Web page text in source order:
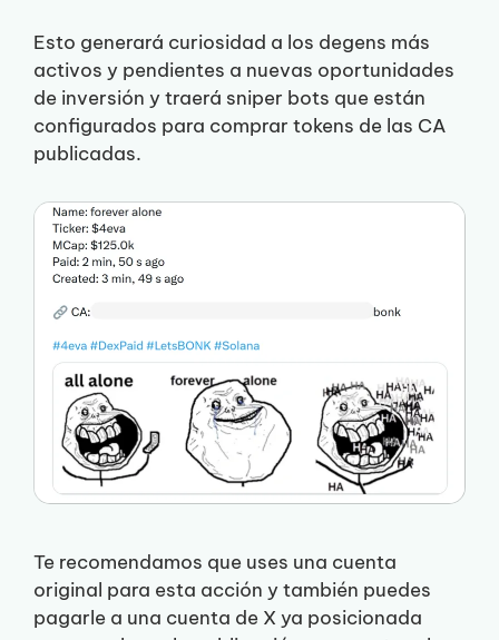
Esto generará curiosidad a los degens más
activos y pendientes a nuevas oportunidades
de inversión y traerá sniper bots que están
configurados para comprar tokens de las CA
publicadas.
Te recomendamos que uses una cuenta
original para esta acción y también puedes
pagarle a una cuenta de X ya posicionada